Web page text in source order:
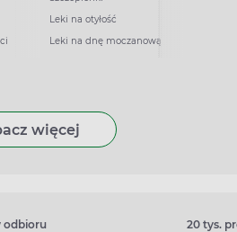
Leki na otyłość
Leki na dnę moczanową
więcej
odbioru 20 tys.